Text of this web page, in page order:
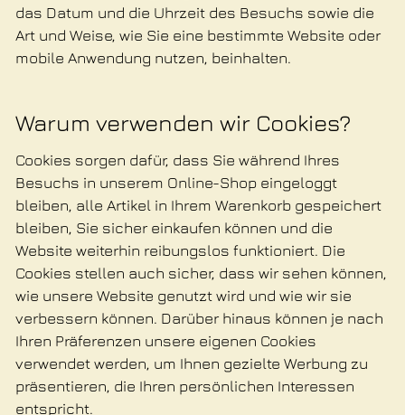
das Datum und die Uhrzeit des Besuchs sowie die
Art und Weise, wie Sie eine bestimmte Website oder
mobile Anwendung nutzen, beinhalten.
Warum verwenden wir Cookies?
Cookies sorgen dafür, dass Sie während Ihres
Besuchs in unserem Online-Shop eingeloggt
bleiben, alle Artikel in Ihrem Warenkorb gespeichert
bleiben, Sie sicher einkaufen können und die
Website weiterhin reibungslos funktioniert. Die
Cookies stellen auch sicher, dass wir sehen können,
wie unsere Website genutzt wird und wie wir sie
verbessern können. Darüber hinaus können je nach
Ihren Präferenzen unsere eigenen Cookies
verwendet werden, um Ihnen gezielte Werbung zu
präsentieren, die Ihren persönlichen Interessen
entspricht.